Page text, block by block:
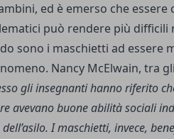
ed è emerso che essere
può rendere più difficili
sono i maschietti ad essere
Nancy McElwain, tra
gli insegnanti hanno riferito
avevano buone abilità sociali
I maschietti, invece,